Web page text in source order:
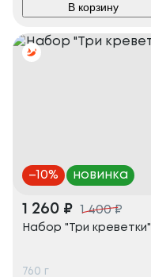
В корзину
–10% новинка
1 260 ₽ 1 400₽
Набор "Три креветки"
760 г